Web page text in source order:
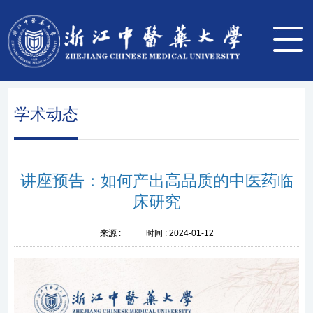
学术动态
讲座预告：如何产出高品质的中医药临
床研究
来源 : 时间 : 2024-01-12